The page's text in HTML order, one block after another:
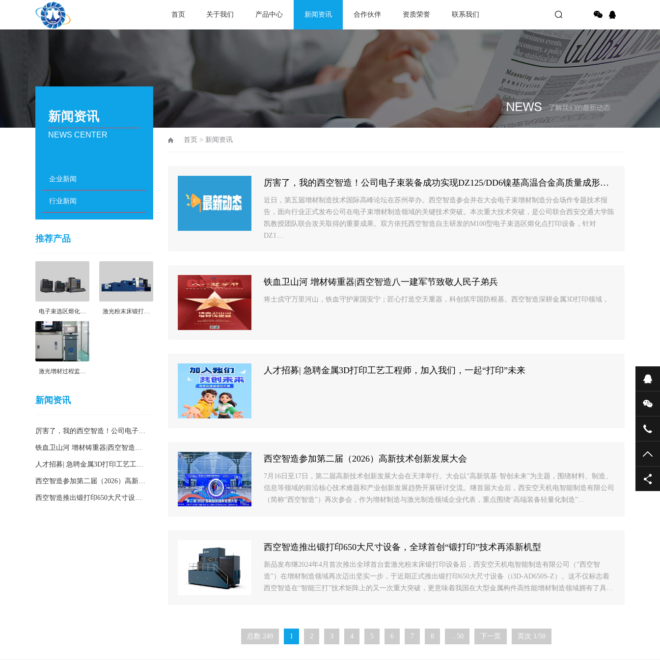
首页 关于我们 产品中心 新闻资讯 合作伙伴 资质荣誉 联系我们
新闻资讯
NEWS CENTER
企业新闻
行业新闻
推荐产品
电子束选区熔化… 激光粉末床锻打…
激光增材过程监…
新闻资讯
厉害了，我的西空智造！公司电子…
铁血卫山河 增材铸重器|西空智造…
人才招募| 急聘金属3D打印工艺工…
西空智造参加第二届（2026）高新…
西空智造推出锻打印650大尺寸设…
首页 > 新闻资讯
厉害了，我的西空智造！公司电子束装备成功实现DZ125/DD6镍基高温合金高质量成形…
近日，第五届增材制造技术国际高峰论坛在苏州举办。西空智造参会并在大会电子束增材制造分会场作专题技术报
告，面向行业正式发布公司在电子束增材制造领域的关键技术突破。本次重大技术突破，是公司联合西安交通大学陈
凯教授团队联合攻关取得的重要成果。双方依托西空智造自主研发的M100型电子束选区熔化点打印设备，针对
DZ1…
铁血卫山河 增材铸重器|西空智造八一建军节致敬人民子弟兵
将士戍守万里河山，铁血守护家国安宁；匠心打造空天重器，科创筑牢国防根基。西空智造深耕金属3D打印领域，
人才招募| 急聘金属3D打印工艺工程师，加入我们，一起“打印”未来
西空智造参加第二届（2026）高新技术创新发展大会
7月16日至17日，第二届高新技术创新发展大会在天津举行。大会以“高新筑基·智创未来”为主题，围绕材料、制造、
信息等领域的前沿核心技术难题和产业创新发展趋势开展研讨交流。继首届大会后，西安空天机电智能制造有限公司
（简称“西空智造”）再次参会，作为增材制造与激光制造领域企业代表，重点围绕“高端装备轻量化制造”…
西空智造推出锻打印650大尺寸设备，全球首创“锻打印”技术再添新机型
新品发布继2024年4月首次推出全球首台套激光粉末床锻打印设备后，西安空天机电智能制造有限公司（“西空智
造”）在增材制造领域再次迈出坚实一步，于近期正式推出锻打印650大尺寸设备（i3D-AD650S-Z）。这不仅标志着
西空智造在“智能三打”技术矩阵上的又一次重大突破，更意味着我国在大型金属构件高性能增材制造领域拥有了具…
总数 249 1 2 3 4 5 6 7 8 ...50 下一页 页次 1/50
在
微